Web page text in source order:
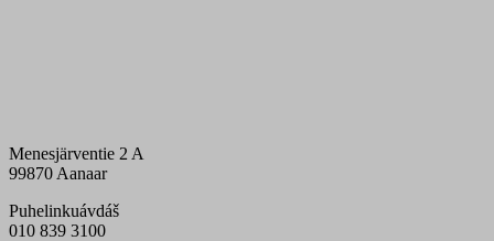
Menesjärventie 2 A
99870 Aanaar
Puhelinkuávdáš
010 839 3100